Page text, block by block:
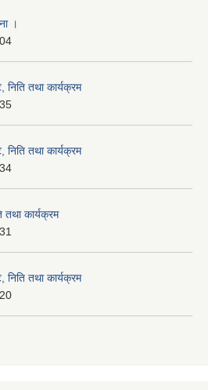
।
तथा कार्यक्रम
तथा कार्यक्रम
कार्यक्रम
तथा कार्यक्रम